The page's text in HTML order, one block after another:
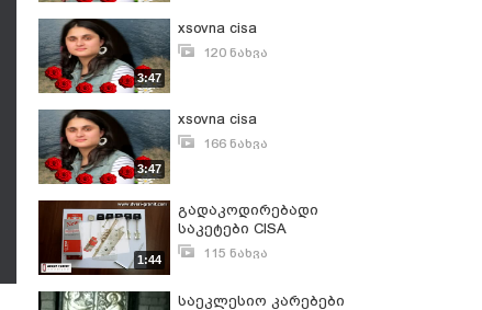
3:47
xsovna cisa
120 ნახვა
3:47
xsovna cisa
166 ნახვა
1:44
გადაკოდირებადი
საკეტები CISA
115 ნახვა
საეკლესიო კარებები